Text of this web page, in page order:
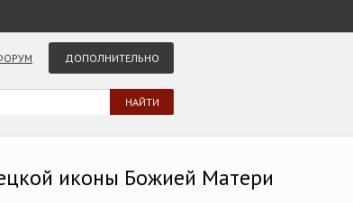
ДОПОЛНИТЕЛЬНО
иконы Божией Матери